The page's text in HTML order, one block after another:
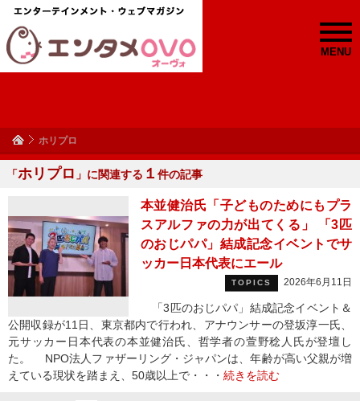
MENU
ホリプロ
「ホリプロ 」に関連する １ 件の記事
本並健治氏「子どものためにもプラ
スアルファの力が出てくる」 「3匹
のおじパパ」結成記念イベントでサ
ッカー日本代表にエール
TOPICS 2026年6月11日
「3匹のおじパパ」結成記念イベント＆
公開収録が11日、東京都内で行われ、アナウンサーの登坂淳一氏、
元サッカー日本代表の本並健治氏、哲学者の萱野稔人氏が登壇し
た。 NPO法人ファザーリング・ジャパンは、年齢が高い父親が増
えている現状を踏まえ、50歳以上で・・・ 続きを読む